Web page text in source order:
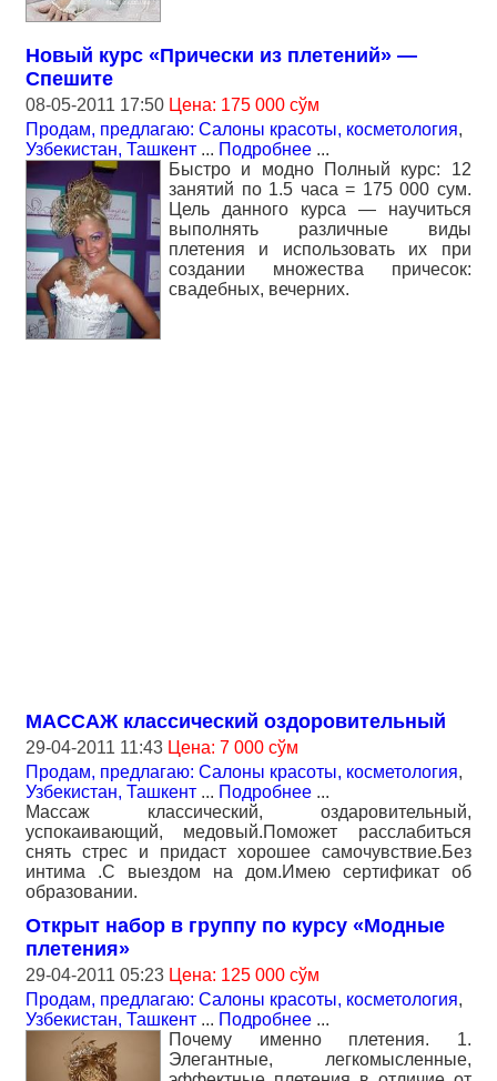
Новый курс «Прически из плетений» —
Спешите
08-05-2011 17:50 Цена: 175 000 сўм
Продам, предлагаю: Салоны красоты, косметология,
Узбекистан, Ташкент ... Подробнее ...
Быстро и модно Полный курс: 12
занятий по 1.5 часа = 175 000 сум.
Цель данного курса — научиться
выполнять различные виды
плетения и использовать их при
создании множества причесок:
свадебных, вечерних.
МАССАЖ классический оздоровительный
29-04-2011 11:43 Цена: 7 000 сўм
Продам, предлагаю: Салоны красоты, косметология,
Узбекистан, Ташкент ... Подробнее ...
Массаж классический, оздаровительный,
успокаивающий, медовый.Поможет расслабиться
снять стрес и придаст хорошее самочувствие.Без
интима .С выездом на дом.Имею сертификат об
образовании.
Открыт набор в группу по курсу «Модные
плетения»
29-04-2011 05:23 Цена: 125 000 сўм
Продам, предлагаю: Салоны красоты, косметология,
Узбекистан, Ташкент ... Подробнее ...
Почему именно плетения. 1.
Элегантные, легкомысленные,